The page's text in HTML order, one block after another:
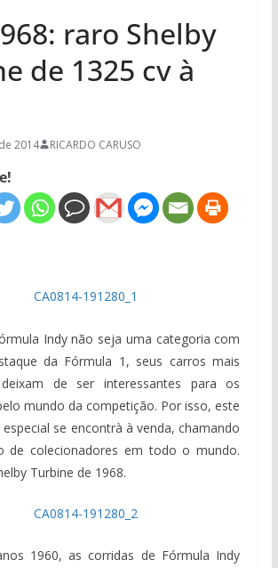
raro Shelby
de 1325 cv à
2014 RICARDO CARUSO
Indy não seja uma categoria com
da Fórmula 1, seus carros mais
de ser interessantes para os
mundo da competição. Por isso, este
se encontrà à venda, chamando
de colecionadores em todo o mundo.
Turbine de 1968.
1960, as corridas de Fórmula Indy